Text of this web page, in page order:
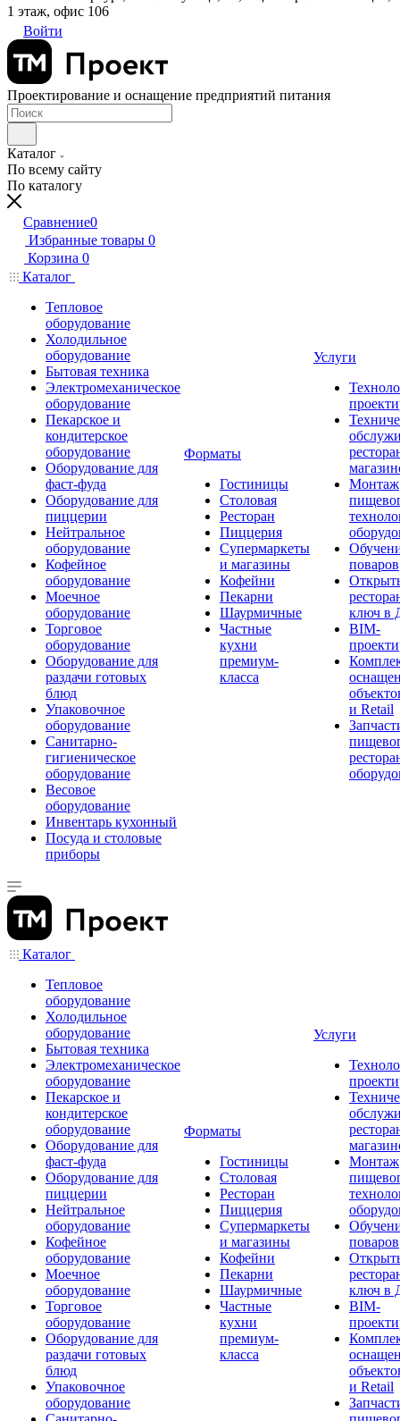
1 этаж, офис 106
Войти
Проектирование и оснащение предприятий питания
Каталог
По всему сайту
По каталогу
Сравнение0
Избранные товары 0
Корзина 0
Каталог
Тепловое
оборудование
Холодильное
оборудование
Бытовая техника
Электромеханическое
оборудование
Пекарское и
кондитерское
оборудование
Оборудование для
фаст-фуда
Оборудование для
пиццерии
Нейтральное
оборудование
Кофейное
оборудование
Моечное
оборудование
Торговое
оборудование
Оборудование для
раздачи готовых
блюд
Упаковочное
оборудование
Санитарно-
гигиеническое
оборудование
Весовое
оборудование
Инвентарь кухонный
Посуда и столовые
приборы
Форматы
Гостиницы
Столовая
Ресторан
Пиццерия
Супермаркеты
и магазины
Кофейни
Пекарни
Шаурмичные
Частные
кухни
премиум-
класса
Услуги
Монтаж
поваров
ключ в
BIM-
и Retail
Каталог
Тепловое
оборудование
Холодильное
оборудование
Бытовая техника
Электромеханическое
оборудование
Пекарское и
кондитерское
оборудование
Оборудование для
фаст-фуда
Оборудование для
пиццерии
Нейтральное
оборудование
Кофейное
оборудование
Моечное
оборудование
Торговое
оборудование
Оборудование для
раздачи готовых
блюд
Упаковочное
оборудование
Форматы
Гостиницы
Столовая
Ресторан
Пиццерия
Супермаркеты
и магазины
Кофейни
Пекарни
Шаурмичные
Частные
кухни
премиум-
класса
Услуги
Монтаж
поваров
ключ в
BIM-
и Retail